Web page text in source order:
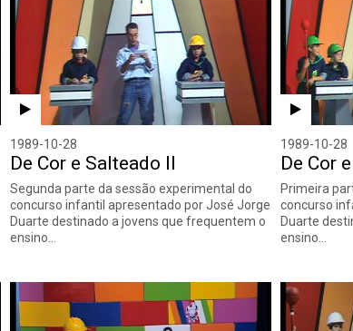
1989-10-28
De Cor e Salteado II
Segunda parte da sessão experimental do
concurso infantil apresentado por José Jorge
Duarte destinado a jovens que frequentem o
ensino…
1989-10-28
De Cor
Primeira
concurso
Duarte
ensino…